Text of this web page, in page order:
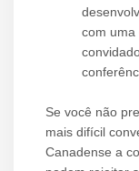
com uma
Se você não
mais difícil
Canadense a